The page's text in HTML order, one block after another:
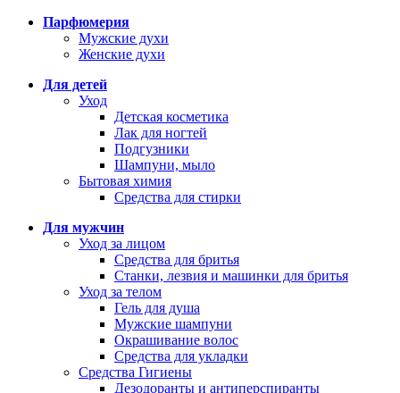
Парфюмерия
Мужские духи
Женские духи
Для детей
Уход
Детская косметика
Лак для ногтей
Подгузники
Шампуни, мыло
Бытовая химия
Средства для стирки
Для мужчин
Уход за лицом
Средства для бритья
Станки, лезвия и машинки для бритья
Уход за телом
Гель для душа
Мужские шампуни
Окрашивание волос
Средства для укладки
Средства Гигиены
Дезодоранты и антиперспиранты